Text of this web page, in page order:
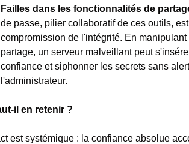
Failles dans les fonctionnalités de
de passe, pilier collaboratif de ces outils,
compromission de l'intégrité. En
partage, un serveur malveillant peut
confiance et siphonner les secrets sans
l'administrateur.
il en retenir ?
est systémique : la confiance absolue